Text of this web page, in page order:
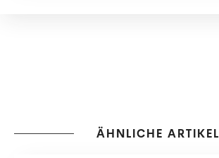
ÄHNLICHE ARTIKEL